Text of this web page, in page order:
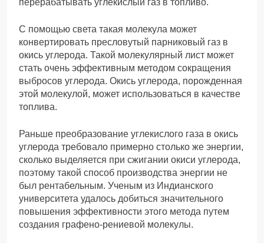
С помощью света такая молекула может
конвертировать пресловутый парниковый газ в
окись углерода. Такой молекулярный лист может
стать очень эффективным методом сокращения
выбросов углерода. Окись углерода, порожденная
этой молекулой, может использоваться в качестве
топлива.
Раньше преобразование углекислого газа в окись
углерода требовало примерно столько же энергии,
сколько выделяется при сжигании окиси углерода,
поэтому такой способ производства энергии не
был рентабельным. Ученым из Индианского
университета удалось добиться значительного
повышения эффективности этого метода путем
создания графено-рениевой молекулы.